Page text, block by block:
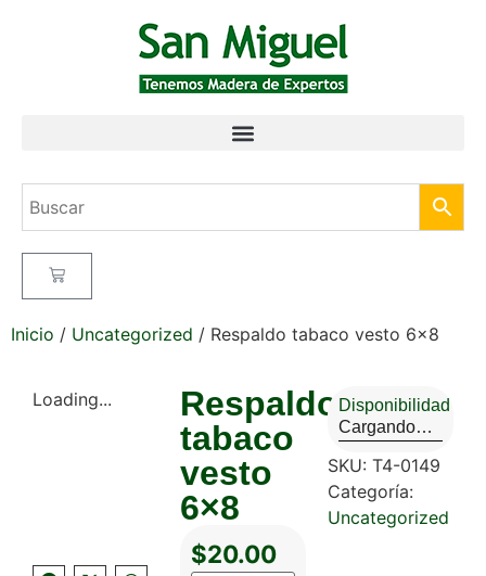
Inicio / Uncategorized / Respaldo tabaco vesto 6×8
Loading...
Respaldo
tabaco
vesto
6×8
$20.00
Disponibilidad
Cargando…
SKU: T4-0149
Categoría:
Uncategorized